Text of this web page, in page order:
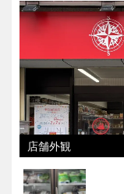
店舗外観